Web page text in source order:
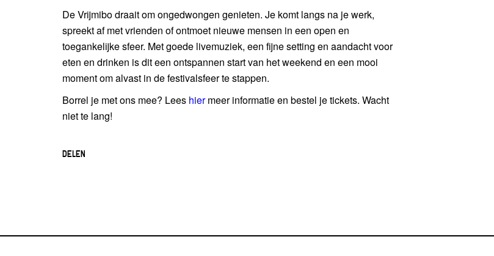
De Vrijmibo draait om ongedwongen genieten. Je komt langs na je werk,
spreekt af met vrienden of ontmoet nieuwe mensen in een open en
toegankelijke sfeer. Met goede livemuziek, een fijne setting en aandacht voor
eten en drinken is dit een ontspannen start van het weekend en een mooi
moment om alvast in de festivalsfeer te stappen.
Borrel je met ons mee? Lees hiermeer informatie en bestel je tickets. Wacht
niet te lang!
DELEN